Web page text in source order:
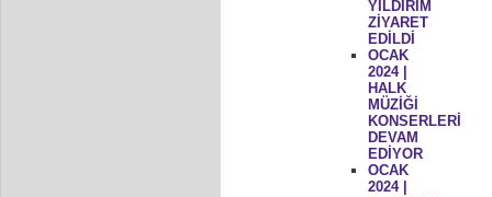
YILDIRIM
ZİYARET
EDİLDİ
OCAK
2024 |
HALK
MÜZİĞİ
KONSERLERİ
DEVAM
EDİYOR
OCAK
2024 |